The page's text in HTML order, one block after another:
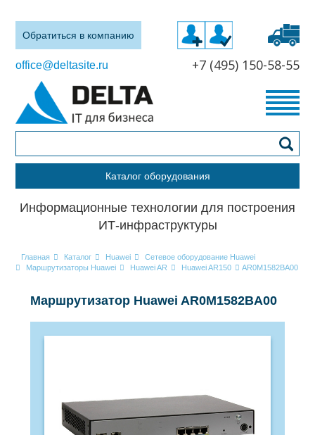
Обратиться в компанию
office@deltasite.ru +7 (495) 150-58-55
Каталог оборудования
Информационные технологии для построения
ИТ-инфраструктуры
Главная Каталог Huawei
Сетевое оборудование Huawei
Маршрутизаторы Huawei
Huawei AR Huawei AR150 AR0M1582BA00
Маршрутизатор Huawei AR0M1582BA00